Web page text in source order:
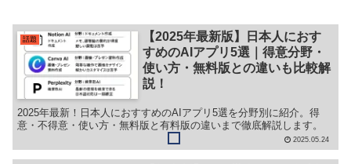
話題
【2025年最新版】日本人におす
すめのAIアプリ5選｜得意分野・
使い方・無料版との違いも比較解
説！
2025年最新！日本人におすすめのAIアプリ5選を分野別に紹介。得
意・不得意・使い方・無料版と有料版の違いまで徹底解説します。
2025.05.24